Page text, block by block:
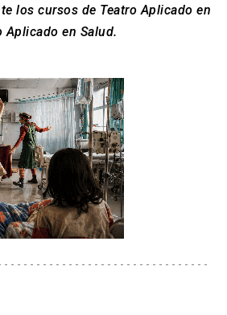
los cursos de Teatro Aplicado en
Aplicado en Salud.